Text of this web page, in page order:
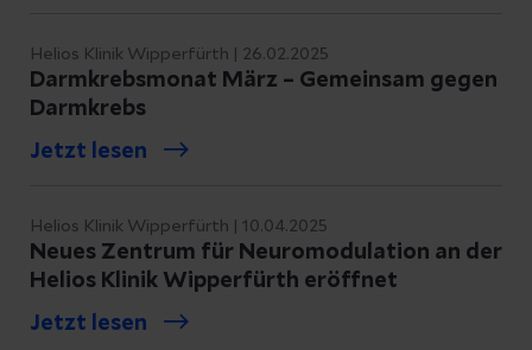
Helios Klinik Wipperfürth | 26.02.2025
Darmkrebsmonat März – Gemeinsam gegen
Darmkrebs
Jetzt lesen
Helios Klinik Wipperfürth | 10.04.2025
Neues Zentrum für Neuromodulation an der
Helios Klinik Wipperfürth eröffnet
Jetzt lesen